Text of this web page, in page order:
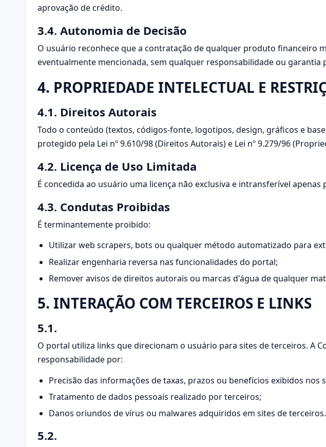
aprovação de crédito.
3.4. Autonomia de Decisão
O usuário reconhece que a contratação de qualquer produto financeiro
eventualmente mencionada, sem qualquer responsabilidade ou garantia
4. PROPRIEDADE INTELECTUAL E
4.1. Direitos Autorais
Todo o conteúdo (textos, códigos-fonte, logotipos, design, gráficos e
protegido pela Lei nº 9.610/98 (Direitos Autorais) e Lei nº 9.279/96
4.2. Licença de Uso Limitada
É concedida ao usuário uma licença não exclusiva e intransferível
4.3. Condutas Proibidas
É terminantemente proibido:
Utilizar web scrapers, bots ou qualquer método automatizado para
Realizar engenharia reversa nas funcionalidades do portal;
Remover avisos de direitos autorais ou marcas d'água de qualquer
5. INTERAÇÃO COM TERCEIROS E LINKS
5.1.
O portal utiliza links que direcionam o usuário para sites de terceiros. A
responsabilidade por:
Precisão das informações de taxas, prazos ou benefícios exibidos nos
Tratamento de dados pessoais realizado por terceiros;
Danos oriundos de vírus ou malwares adquiridos em sites de terceiros.
5.2.